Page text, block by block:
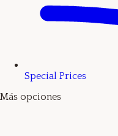
Special Prices
Más opciones